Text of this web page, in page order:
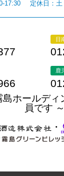
17:30
定休日：土
日
鹿
島ホールデ
員です ～
・